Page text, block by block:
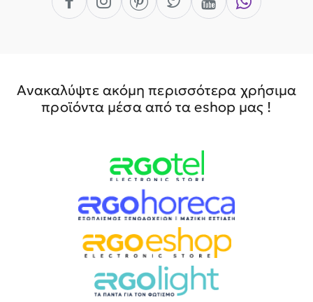
Ανακαλύψτε ακόμη περισσότερα χρήσιμα
προϊόντα μέσα από τα eshop μας !